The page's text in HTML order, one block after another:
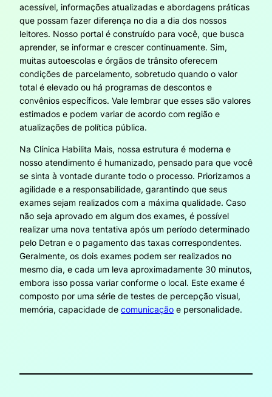
acessível, informações atualizadas e abordagens práticas
que possam fazer diferença no dia a dia dos nossos
leitores. Nosso portal é construído para você, que busca
aprender, se informar e crescer continuamente. Sim,
muitas autoescolas e órgãos de trânsito oferecem
condições de parcelamento, sobretudo quando o valor
total é elevado ou há programas de descontos e
convênios específicos. Vale lembrar que esses são valores
estimados e podem variar de acordo com região e
atualizações de política pública.
Na Clínica Habilita Mais, nossa estrutura é moderna e
nosso atendimento é humanizado, pensado para que você
se sinta à vontade durante todo o processo. Priorizamos a
agilidade e a responsabilidade, garantindo que seus
exames sejam realizados com a máxima qualidade. Caso
não seja aprovado em algum dos exames, é possível
realizar uma nova tentativa após um período determinado
pelo Detran e o pagamento das taxas correspondentes.
Geralmente, os dois exames podem ser realizados no
mesmo dia, e cada um leva aproximadamente 30 minutos,
embora isso possa variar conforme o local. Este exame é
composto por uma série de testes de percepção visual,
memória, capacidade de comunicação e personalidade.